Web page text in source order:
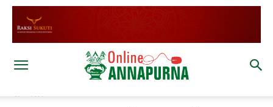
घर विश्व